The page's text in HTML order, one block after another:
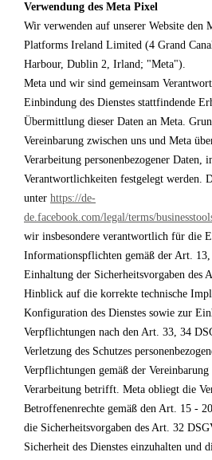
Verwendung des Meta Pixel
Wir verwenden auf unserer Website den
Platforms Ireland Limited (4 Grand
Harbour, Dublin 2, Irland; "Meta").
Meta und wir sind gemeinsam
Einbindung des Dienstes stattfindende
Übermittlung dieser Daten an Meta.
Vereinbarung zwischen uns und Meta
Verarbeitung personenbezogener Daten,
Verantwortlichkeiten festgelegt werden.
unter https://de-
de.facebook.com/legal/terms/
wir insbesondere verantwortlich für die
Informationspflichten gemäß der Art.
Einhaltung der Sicherheitsvorgaben des
Hinblick auf die korrekte technische
Konfiguration des Dienstes sowie zur
Verpflichtungen nach den Art. 33, 34
Verletzung des Schutzes
Verpflichtungen gemäß der Vereinbarung
Verarbeitung betrifft. Meta obliegt die
Betroffenenrechte gemäß den Art. 15 -
die Sicherheitsvorgaben des Art. 32
Sicherheit des Dienstes einzuhalten und